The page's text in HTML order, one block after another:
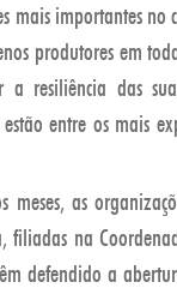
mais importantes no
produtores em
resiliência das
entre os mais
as
filiadas na
defendido a